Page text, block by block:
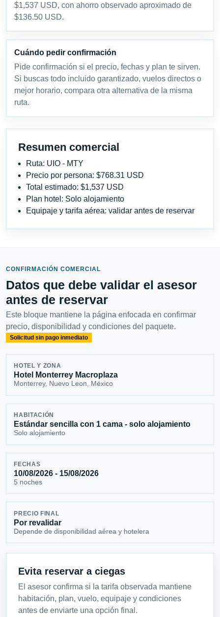
$1,537 USD, con ahorro observado aproximado de
$136.50 USD.
Cuándo pedir confirmación
Pide confirmación si el precio, fechas y plan te sirven.
Si buscas todo incluido garantizado, vuelos directos o
mejor horario, compara otra alternativa de la misma
ruta.
Resumen comercial
Ruta: UIO - MTY
Precio por persona: $768.31 USD
Total estimado: $1,537 USD
Plan hotel: Solo alojamiento
Equipaje y tarifa aérea: validar antes de reservar
CONFIRMACIÓN COMERCIAL
Datos que debe validar el asesor
antes de reservar
Este bloque mantiene la página enfocada en confirmar
precio, disponibilidad y condiciones del paquete.
Solicitud sin pago inmediato
HOTEL Y ZONA
Hotel Monterrey Macroplaza
Monterrey, Nuevo Leon, México
HABITACIÓN
Estándar sencilla con 1 cama - solo alojamiento
Solo alojamiento
FECHAS
10/08/2026 - 15/08/2026
5 noches
PRECIO FINAL
Por revalidar
Depende de disponibilidad aérea y hotelera
Evita reservar a ciegas
El asesor confirma si la tarifa observada mantiene
habitación, plan, vuelo, equipaje y condiciones
antes de enviarte una opción final.